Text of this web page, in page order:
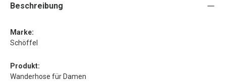
Beschreibung
Marke:
Schöffel
Produkt:
Wanderhose für Damen